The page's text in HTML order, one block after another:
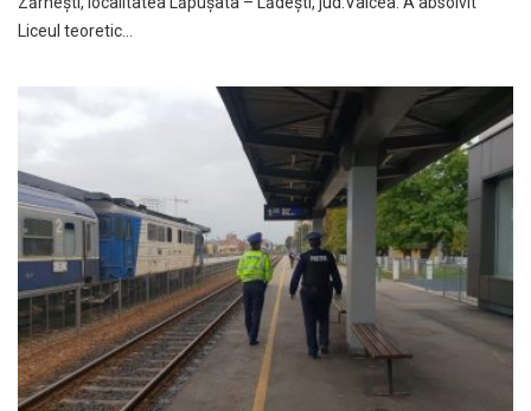
Liceul teoretic…